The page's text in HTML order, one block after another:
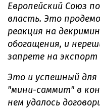
Европейский Союз
власть. Это
реакция на
обогащения, и
запрете на экспорт
Это и успешный
"мини-саммит" в
нем удалось